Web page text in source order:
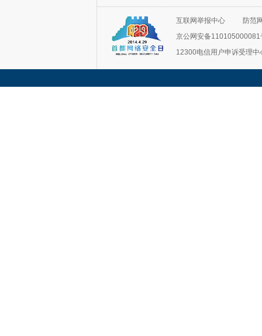
互联网举报中心
防范
京公网安备110105000081
12300电信用户申诉受理中